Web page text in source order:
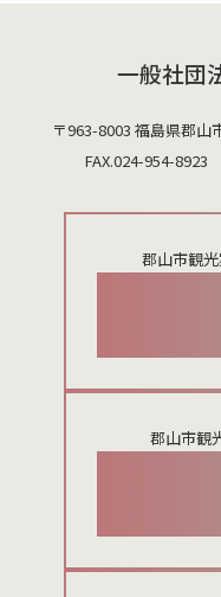
一般社団
〒963-8003 福島県郡
FAX.024-954-
郡山市観
郡山市観